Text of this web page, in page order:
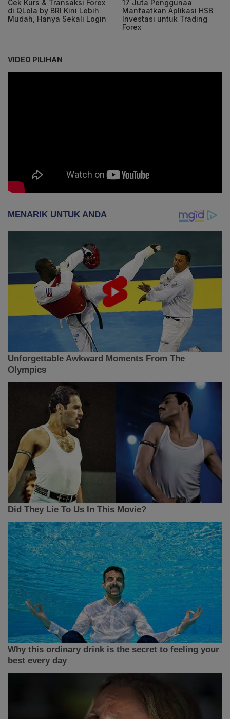
Cek Kurs & Transaksi Forex
di QLola by BRI Kini Lebih
Mudah, Hanya Sekali Login
17 Juta Penggunaa
Manfaatkan Aplikasi HSB
Investasi untuk Trading
Forex
VIDEO PILIHAN